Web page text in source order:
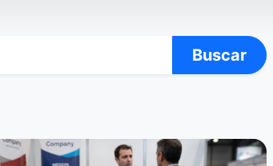
Buscar